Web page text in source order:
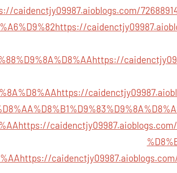
caidenctjy09987.aioblogs.com/
https://
https://
https://
https://caidenctjy09987.aioblogs.com/
https://caidenctjy09987.aioblogs.com/